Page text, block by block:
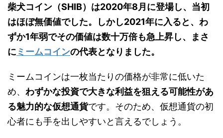
柴犬コイン（SHIB）は2020年8月に登場し、当初
はほぼ無価値でした。しかし2021年に入ると、わ
ずか1年弱でその価値は数十万倍も急上昇し、まさ
に ミームコインの代表となりました。
ミームコインは一枚当たりの価格が非常に低いた
め、 わずかな投資で大きな利益を狙える可能性があ
る魅力的な仮想通貨です。そのため、仮想通貨の初
心者にも手を出しやすいと言えるでしょう。